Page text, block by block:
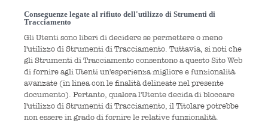
Conseguenze legate al rifiuto dell'utilizzo di Strumenti di
Tracciamento
Gli Utenti sono liberi di decidere se permettere o meno
l'utilizzo di Strumenti di Tracciamento. Tuttavia, si noti che
gli Strumenti di Tracciamento consentono a questo Sito Web
di fornire agli Utenti un'esperienza migliore e funzionalità
avanzate (in linea con le finalità delineate nel presente
documento). Pertanto, qualora l'Utente decida di bloccare
l'utilizzo di Strumenti di Tracciamento, il Titolare potrebbe
non essere in grado di fornire le relative funzionalità.